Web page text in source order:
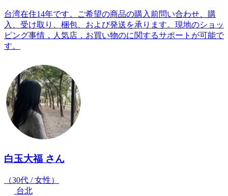
台湾在住14年です。ご希望の商品の購入前問い合わせ、購
入、受け取り、梱包、および発送を承ります。現地のショッ
ピング事情，人気店，お買い物のに関するサポートが可能で
す。
白玉大福 さん
（30代 / 女性）
台北